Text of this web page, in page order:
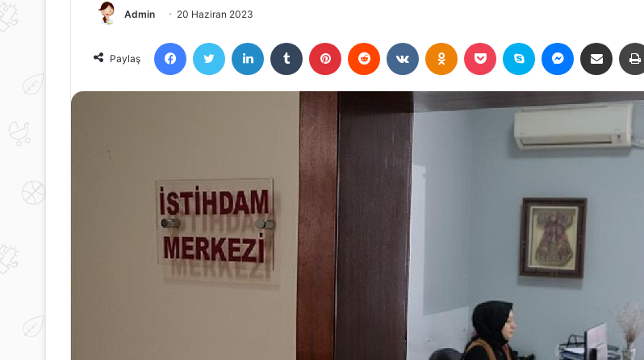
Admin 20 Haziran 2023
Paylaş
FacebookTwitter LinkedIn Tumblr Pinterest Reddit VKontakteOdnoklassniki
Pocket Skype MessengerE-Posta ile paylaş